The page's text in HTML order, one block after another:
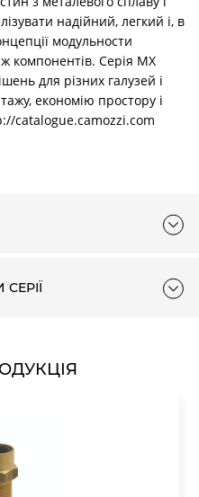
надійний, легкий і, в
модульности
компонентів. Серія МХ
для різних галузей і
економію простору і
catalogue.camozzi.com
підібрати відповідне
- матеріали
фільтруючого